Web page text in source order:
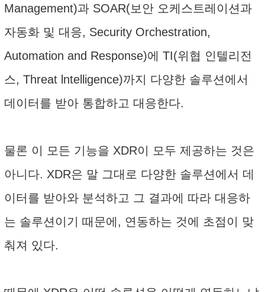
Management)과 SOAR(보안 오케스트레이션과
자동화 및 대응, Security Orchestration,
Automation and Response)에 TI(위협 인텔리전
스, Threat lntelligence)까지 다양한 솔루션에서
데이터를 받아 통합하고 대응한다.
물론 이 모든 기능을 XDR이 모두 제공하는 것은
아니다. XDR은 말 그대로 다양한 솔루션에서 데
이터를 받아와 분석하고 그 결과에 따라 대응하
는 솔루션이기 때문에, 연동하는 것에 초점이 맞
춰져 있다.